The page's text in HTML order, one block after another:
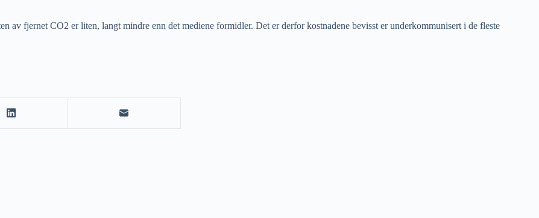
av fjernet CO2 er liten, langt mindre enn det mediene formidler. Det er derfor kostnadene bevisst er underkommunisert i de fleste